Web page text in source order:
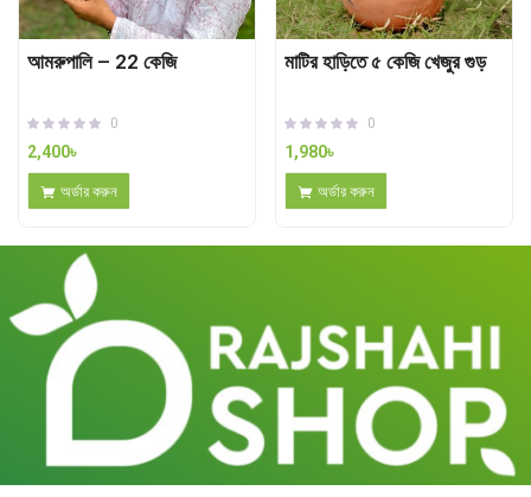
আমরুপালি – 22 কেজি
0
2,400৳
অর্ডার করুন
মাটির হাড়িতে ৫ কেজি খেজুর গুড়
0
1,980৳
অর্ডার করুন